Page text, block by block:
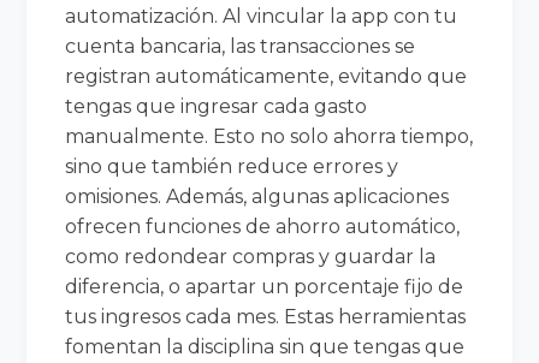
automatización. Al vincular la app con tu
cuenta bancaria, las transacciones se
registran automáticamente, evitando que
tengas que ingresar cada gasto
manualmente. Esto no solo ahorra tiempo,
sino que también reduce errores y
omisiones. Además, algunas aplicaciones
ofrecen funciones de ahorro automático,
como redondear compras y guardar la
diferencia, o apartar un porcentaje fijo de
tus ingresos cada mes. Estas herramientas
fomentan la disciplina sin que tengas que